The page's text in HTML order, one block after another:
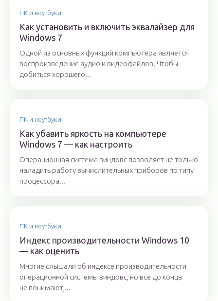
ПК и ноутбуки
Как установить и включить эквалайзер для
Windows 7
Одной из основных функций компьютера является
воспроизведение аудио и видеофайлов. Чтобы
добиться хорошего...
ПК и ноутбуки
Как убавить яркость на компьютере
Windows 7 — как настроить
Операционная система виндовс позволяет не только
наладить работу вычислительных приборов по типу
процессора...
ПК и ноутбуки
Индекс производительности Windows 10
— как оценить
Многие слышали об индексе производительности
операционной системы виндовс, но все до конца
не понимают,...